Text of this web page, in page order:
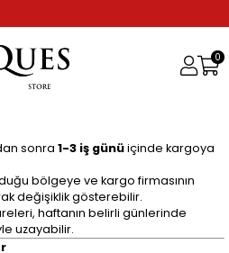
0
sonra 1-3 iş günüiçinde kargoya
bölgeye ve kargo firmasının
değişiklik gösterebilir.
haftanın belirli günlerinde
uzayabilir.